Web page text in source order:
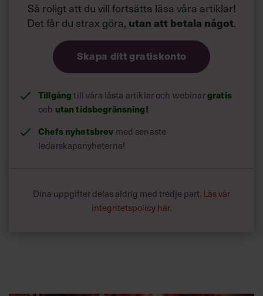
Så roligt att du vill fortsätta läsa våra artiklar!
Det får du strax göra, utan att betala något.
Skapa ditt gratiskonto
Tillgång till våra låsta artiklar och webinargratis
och utan tidsbegränsning!
Chefs nyhetsbrev med senaste
ledarskapsnyheterna!
Dina uppgifter delas aldrig med tredje part. Läs vår
integritetspolicy här.